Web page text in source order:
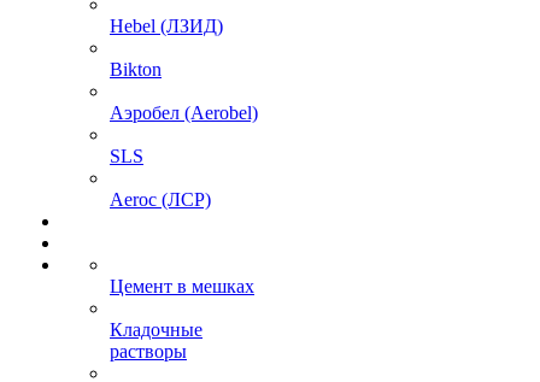
Hebel (ЛЗИД)
Bikton
Аэробел (Aerobel)
SLS
Aeroc (ЛСР)
Цемент в мешках
Кладочные
растворы